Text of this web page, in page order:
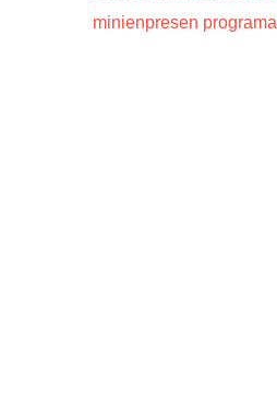
minienpresen programa